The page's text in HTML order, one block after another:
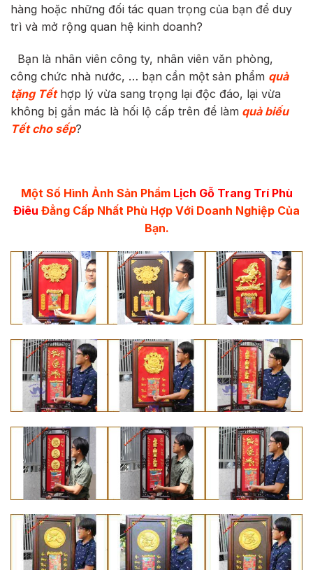
hàng hoặc những đối tác quan trọng của bạn để duy
trì và mở rộng quan hệ kinh doanh?
Bạn là nhân viên công ty, nhân viên văn phòng,
công chức nhà nước, … bạn cần một sản phẩm quà
tặng Tếthợp lý vừa sang trọng lại độc đáo, lại vừa
không bị gắn mác là hối lộ cấp trên để làm quà biếu
Tết cho sếp?
Một Số Hình Ảnh Sản Phẩm Lịch Gỗ Trang Trí Phù
Điêu Đẳng Cấp Nhất Phù Hợp Với Doanh Nghiệp Của
Bạn.